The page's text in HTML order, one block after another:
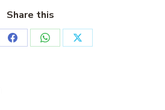
Share this